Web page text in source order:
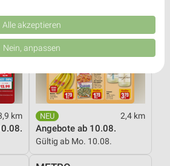
km 2,4 km
Angebote ab 10.08.
Gültig ab Mo. 10.08.
verschiedenen Quellen. Entwicklung und
Verwendung reduzierter Daten zur Auswahl
Union weitergegeben und in die
IAB-Anbieter)
auf Informationen
Alle akzeptieren
Nein, anpassen